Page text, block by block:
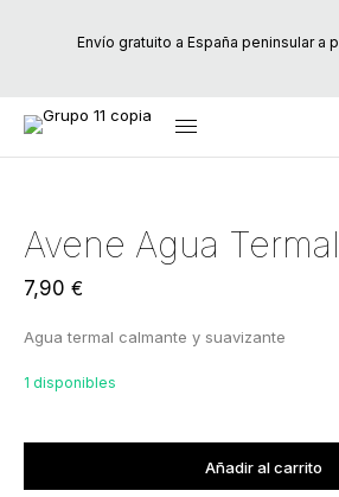
Envío gratuito a España peninsular a
Search
Inicio Avene/ Avene Agua
Avene Agua
7,90 €
Agua termal calmante y suavizante
1 disponibles
Añadir al carrito
Agregado al carrito